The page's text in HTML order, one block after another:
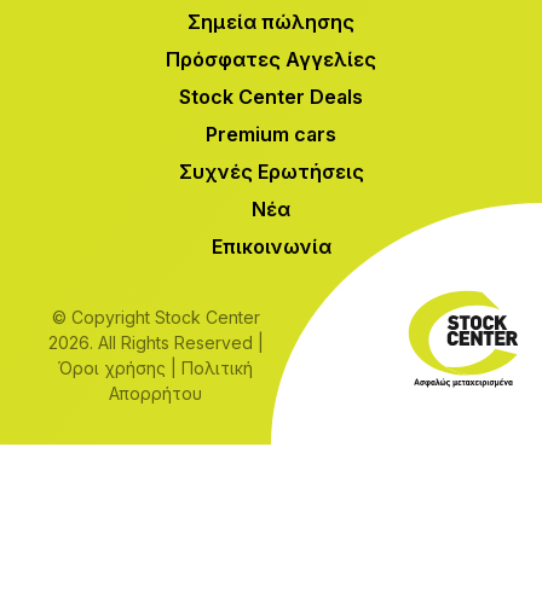
Σημεία πώλησης
Πρόσφατες Αγγελίες
Stock Center Deals
Premium cars
Συχνές Ερωτήσεις
Νέα
Επικοινωνία
© Copyright Stock Center
2026. All Rights Reserved |
Όροι χρήσης |Πολιτική
Απορρήτου